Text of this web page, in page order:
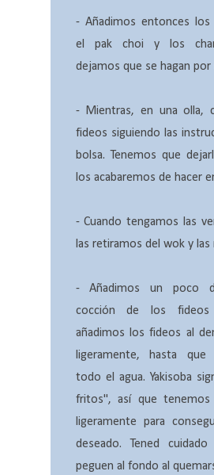
- Añadimos entonces los
el pak choi y los
dejamos que se hagan
- Mientras, en una olla,
fideos siguiendo las
bolsa. Tenemos que
los acabaremos de hacer
- Cuando tengamos las
las retiramos del wok y las
- Añadimos un poco
cocción de los
añadimos los fideos al
ligeramente, hasta que
todo el agua. Yakisoba
fritos", así que tenemos
ligeramente para
deseado. Tened
peguen al fondo al